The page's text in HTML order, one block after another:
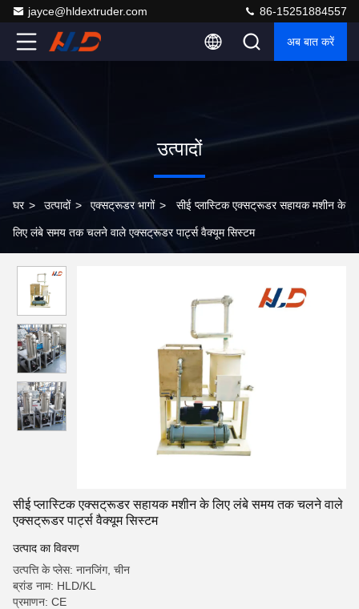
jayce@hldextruder.com 86-15251884557
अब बात करें
उत्पादों
घर > उत्पादों > एक्सट्रूडर भागों > सीई प्लास्टिक एक्सट्रूडर सहायक मशीन के
लिए लंबे समय तक चलने वाले एक्सट्रूडर पार्ट्स वैक्यूम सिस्टम
सीई प्लास्टिक एक्सट्रूडर सहायक मशीन के लिए लंबे समय तक चलने वाले
एक्सट्रूडर पार्ट्स वैक्यूम सिस्टम
उत्पाद का विवरण
उत्पत्ति के प्लेस: नानजिंग, चीन
ब्रांड नाम: HLD/KL
प्रमाणन: CE